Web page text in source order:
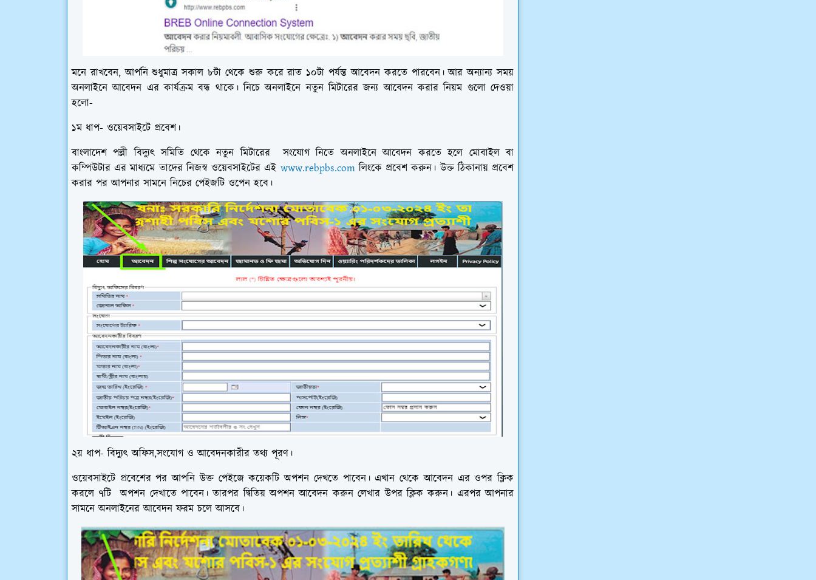
মনে রাখবেন, আপনি শুধুমাত্র সকাল ৮টা থেকে শুরু করে রাত ১০টা পর্যন্ত আবেদন করতে পারবেন। আর অন্যান্য সময়
অনলাইনে আবেদন এর কার্যক্রম বন্ধ থাকে। নিচে অনলাইনে নতুন মিটারের জন্য আবেদন করার নিয়ম গুলো দেওয়া
হলো-
১ম ধাপ- ওয়েবসাইটে প্রবেশ।
বাংলাদেশ পল্লী বিদ্যুৎ সমিতি থেকে নতুন মিটারের সংযোগ নিতে অনলাইনে আবেদন করতে হলে মোবাইল বা
কম্পিউটার এর মাধ্যমে তাদের নিজস্ব ওয়েবসাইটের এই www.rebpbs.comলিংকে প্রবেশ করুন। উক্ত ঠিকানায় প্রবেশ
করার পর আপনার সামনে নিচের পেইজটি ওপেন হবে।
২য় ধাপ- বিদ্যুৎ অফিস,সংযোগ ও আবেদনকারীর তথ্য পূরণ।
ওয়েবসাইটে প্রবেশের পর আপনি উক্ত পেইজে কয়েকটি অপশন দেখতে পাবেন। এখান থেকে আবেদন এর ওপর ক্লিক
করলে ৭টি অপশন দেখাতে পাবেন। তারপর দ্বিতিয় অপশন আবেদন করুন লেখার উপর ক্লিক করুন। এরপর আপনার
সামনে অনলাইনের আবেদন ফরম চলে আসবে।